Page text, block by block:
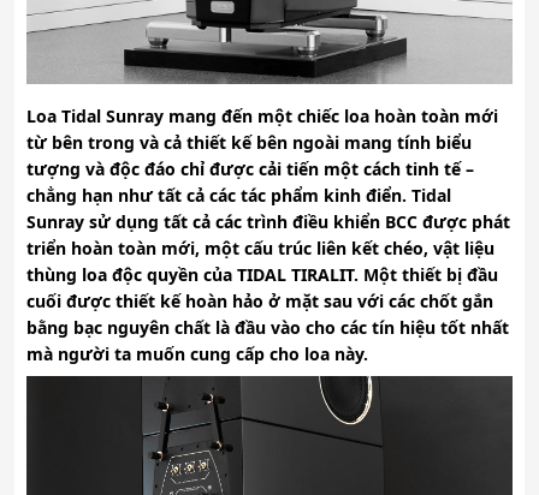
Loa Tidal Sunray mang đến một chiếc loa hoàn toàn mới
từ bên trong và cả thiết kế bên ngoài mang tính biểu
tượng và độc đáo chỉ được cải tiến một cách tinh tế –
chẳng hạn như tất cả các tác phẩm kinh điển. Tidal
Sunray sử dụng tất cả các trình điều khiển BCC được phát
triển hoàn toàn mới, một cấu trúc liên kết chéo, vật liệu
thùng loa độc quyền của TIDAL TIRALIT. Một thiết bị đầu
cuối được thiết kế hoàn hảo ở mặt sau với các chốt gắn
bằng bạc nguyên chất là đầu vào cho các tín hiệu tốt nhất
mà người ta muốn cung cấp cho loa này.